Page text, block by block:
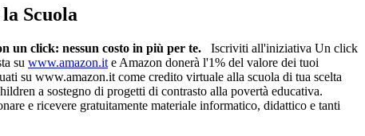
Scuola
un click: nessun costo in più per te. Iscriviti all'iniziativa Un click
su www.amazon.it e Amazon donerà l'1% del valore dei tuoi
su www.amazon.it come credito virtuale alla scuola di tua scelta
a sostegno di progetti di contrasto alla povertà educativa.
e ricevere gratuitamente materiale informatico, didattico e tanti